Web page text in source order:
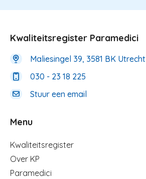
Kwaliteitsregister Paramedici
Maliesingel 39, 3581 BK Utrecht
030 - 23 18 225
Stuur een email
Menu
Menu
Kwaliteitsregister
Over KP
Paramedici